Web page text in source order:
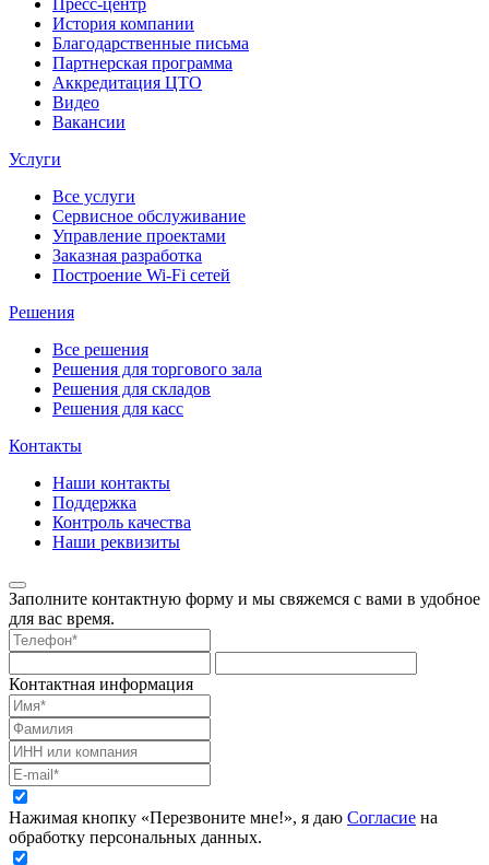
Пресс-центр
История компании
Благодарственные письма
Партнерская программа
Аккредитация ЦТО
Видео
Вакансии
Услуги
Все услуги
Сервисное обслуживание
Управление проектами
Заказная разработка
Построение Wi-Fi сетей
Решения
Все решения
Решения для торгового зала
Решения для складов
Решения для касс
Контакты
Наши контакты
Поддержка
Контроль качества
Наши реквизиты
Заполните контактную форму и мы свяжемся с вами в удобное
для вас время.
Контактная информация
Нажимая кнопку «Перезвоните мне!», я даю Согласие на
обработку персональных данных.